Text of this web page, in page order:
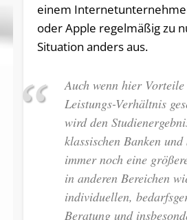
einem
oder Apple regelmäßig zu
Situation anders aus.
Auch wenn hier
Leistungs-Verhältnis
wird den
klassischen Banken und
immer noch eine
in anderen Bereichen
individuellen,
Beratung und